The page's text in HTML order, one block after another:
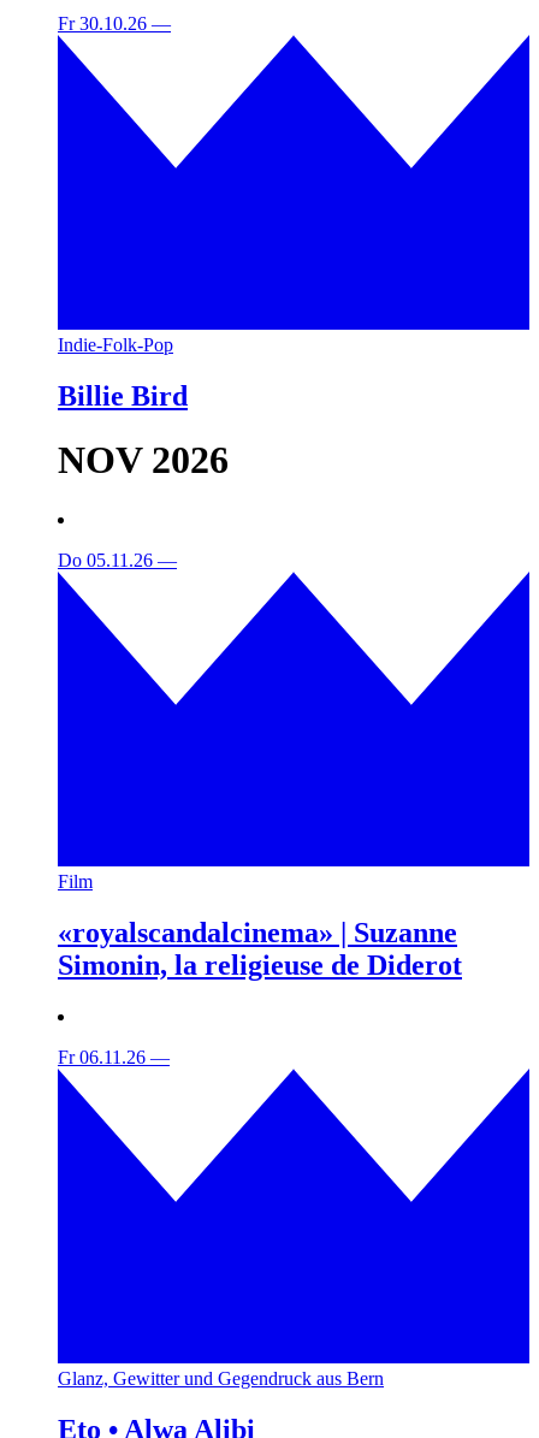
Fr 30.10.26 —
Indie-Folk-Pop
Billie Bird
NOV 2026
Do 05.11.26 —
Film
«royalscandalcinema» | Suzanne
Simonin, la religieuse de Diderot
Fr 06.11.26 —
Glanz, Gewitter und Gegendruck aus Bern
Eto • Alwa Alibi